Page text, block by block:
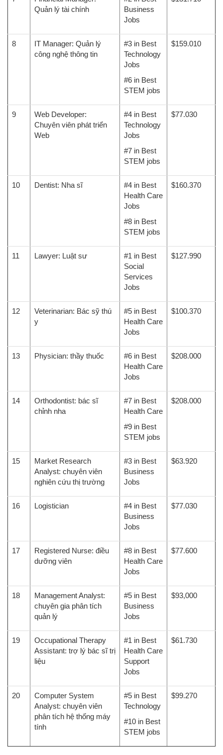
Quản lý tài chính
Business
Jobs
8
IT Manager: Quản lý
công nghệ thông tin
#3 in Best
Technology
Jobs
#6 in Best
STEM jobs
$159.010
9
Web Developer:
Chuyên viên phát triển
Web
#4 in Best
Technology
Jobs
#7 in Best
STEM jobs
$77.030
10 Dentist: Nha sĩ
#4 in Best
Health Care
Jobs
#8 in Best
STEM jobs
$160.370
11 Lawyer: Luật sư
#1 in Best
Social
Services
Jobs
$127.990
12
Veterinarian: Bác sỹ thú
y
#5 in Best
Health Care
Jobs
$100.370
13 Physician: thầy thuốc
#6 in Best
Health Care
Jobs
$208.000
14
Orthodontist: bác sĩ
chỉnh nha
#7 in Best
Health Care
#9 in Best
STEM jobs
$208.000
15
Market Research
Analyst: chuyên viên
nghiên cứu thị trường
#3 in Best
Business
Jobs
$63.920
16 Logistician
#4 in Best
Business
Jobs
$77.030
17
Registered Nurse: điều
dưỡng viên
#8 in Best
Health Care
Jobs
$77.600
18
Management Analyst:
chuyên gia phân tích
quản lý
#5 in Best
Business
Jobs
$93,000
19
Occupational Therapy
Assistant: trợ lý bác sĩ trị
liệu
#1 in Best
Health Care
Support
Jobs
$61.730
20
Computer System
Analyst: chuyên viên
phân tích hệ thống máy
tính
#5 in Best
Technology
#10 in Best
STEM jobs
$99.270